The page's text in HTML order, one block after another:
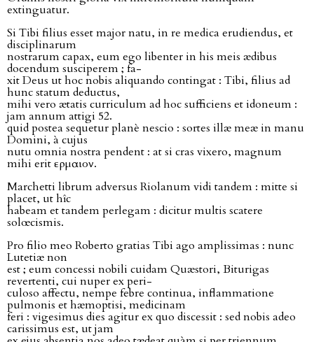
extinguatur.
Si Tibi filius esset major natu, in re medica erudiendus, et
disciplinarum
nostrarum capax, eum ego libenter in his meis ædibus
docendum susciperem ; fa-
xit Deus ut hoc nobis aliquando contingat : Tibi, filius ad
hunc statum deductus,
mihi vero ætatis curriculum ad hoc sufficiens et idoneum :
jam annum attigi 52.
quid postea sequetur planè nescio : sortes illæ meæ in manu
Domini, à cujus
nutu omnia nostra pendent : at si cras vixero, magnum
mihi erit ερμαιον.
Marchetti librum adversus Riolanum vidi tandem : mitte si
placet, ut hîc
habeam et tandem perlegam : dicitur multis scatere
solœcismis.
Pro filio meo Roberto gratias Tibi ago amplissimas : nunc
Lutetiæ non
est ; eum concessi nobili cuidam Quæstori, Biturigas
revertenti, cui nuper ex peri-
culoso affectu, nempe febre continua, inflammatione
pulmonis et hæmoptisi, medicinam
feri : vigesimus dies agitur ex quo discessit : sed nobis adeo
carissimus est, ut jam